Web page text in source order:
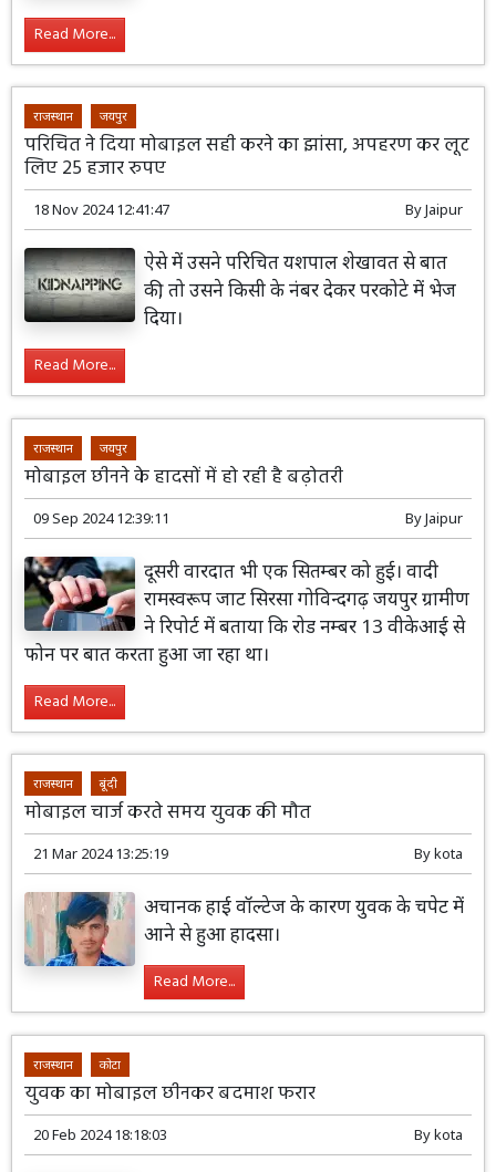
Read More...
राजस्थान जयपुर
परिचित ने दिया मोबाइल सही करने का झांसा, अपहरण कर लूट
लिए 25 हजार रुपए
18 Nov 2024 12:41:47 ByJaipur
ऐसे में उसने परिचित यशपाल शेखावत से बात
की, तो उसने किसी के नंबर देकर परकोटे में भेज
दिया।
Read More...
राजस्थान जयपुर
मोबाइल छीनने के हादसों में हो रही है बढ़ोतरी
09 Sep 2024 12:39:11 ByJaipur
दूसरी वारदात भी एक सितम्बर को हुई। वादी
रामस्वरूप जाट सिरसा गोविन्दगढ़ जयपुर ग्रामीण
ने रिपोर्ट में बताया कि रोड नम्बर 13 वीकेआई से
फोन पर बात करता हुआ जा रहा था।
Read More...
राजस्थान बूंदी
मोबाइल चार्ज करते समय युवक की मौत
21 Mar 2024 13:25:19 Bykota
अचानक हाई वॉल्टेज के कारण युवक के चपेट में
आने से हुआ हादसा।
Read More...
राजस्थान कोटा
युवक का मोबाइल छीनकर बदमाश फरार
20 Feb 2024 18:18:03 Bykota